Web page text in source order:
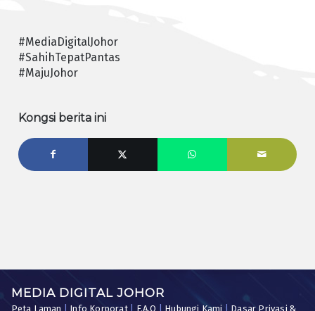
#MediaDigitalJohor
#SahihTepatPantas
#MajuJohor
Kongsi berita ini
MEDIA DIGITAL JOHOR
Peta Laman Info Korporat| F.A.Q Hubungi Kami Dasar Privasi &